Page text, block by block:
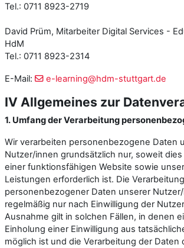
Tel.: 0711 8923-2719
David Prüm, Mitarbeiter Digital Services -
HdM
Tel.: 0711 8923-2314
E-Mail: e-learning@hdm-stuttgart.de
IV Allgemeines zur
1. Umfang der Verarbeitung
Wir verarbeiten personenbezogene Daten
Nutzer/innen grundsätzlich nur, soweit
einer funktionsfähigen Website sowie
Leistungen erforderlich ist. Die Verarbeitung
personenbezogener Daten unserer
regelmäßig nur nach Einwilligung der
Ausnahme gilt in solchen Fällen, in denen
Einholung einer Einwilligung aus
möglich ist und die Verarbeitung der Daten